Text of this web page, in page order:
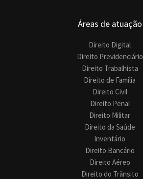
Áreas de atuação
Direito Digital
Direito Previdenciário
Direito Trabalhista
Direito de Família
Direito Civil
Direito Penal
Direito Militar
Direito da Saúde
Inventário
Direito Bancário
Direito Aéreo
Direito do Trânsito